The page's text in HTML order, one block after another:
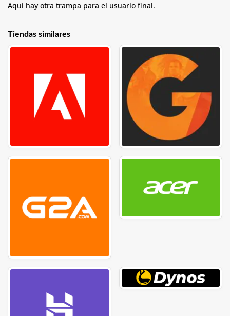
Aquí hay otra trampa para el usuario final.
Tiendas similares